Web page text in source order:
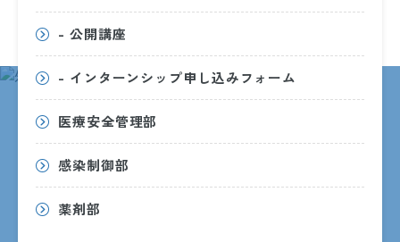
- 公開講座
- インターンシップ申し込みフォーム
医療安全管理部
感染制御部
薬剤部
INFORMATION
インフォメーション